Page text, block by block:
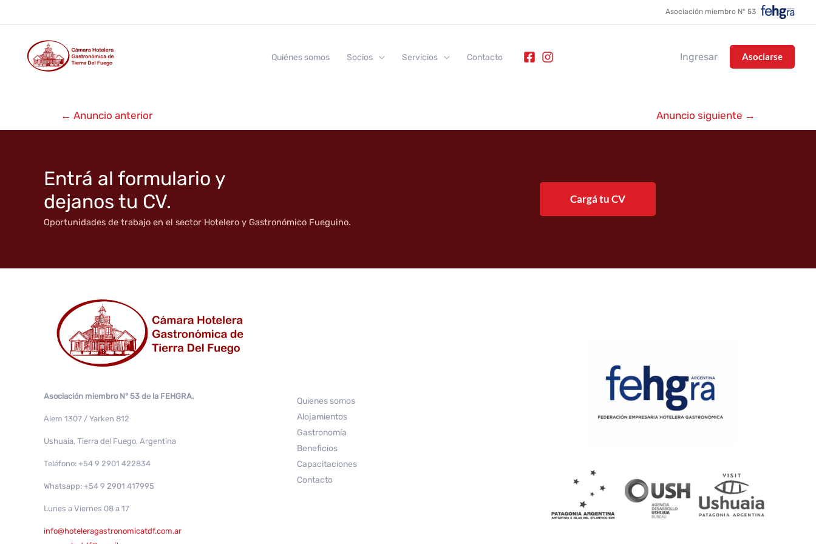
contenido
Asociación miembro N° 53
Quiénes somos Socios Servicios Contacto Ingresar Asociarse
Navegación
de
← Anuncio anterior Anuncio siguiente →
Entrá al formulario y
dejanos tu CV.
Oportunidades de trabajo en el sector Hotelero y Gastronómico Fueguino.
Cargá tu CV
Asociación miembro N° 53 de la FEHGRA.
Alem 1307 / Yarken 812
Ushuaia, Tierra del Fuego, Argentina
Teléfono: +54 9 2901 422834
Whatsapp: +54 9 2901 417995
Lunes a Viernes 08 a 17
info@hoteleragastronomicatdf.com.ar
Quienes somos
Alojamientos
Gastronomía
Beneficios
Capacitaciones
Contacto